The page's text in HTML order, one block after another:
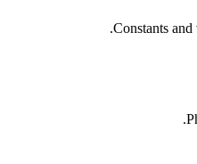
Constants